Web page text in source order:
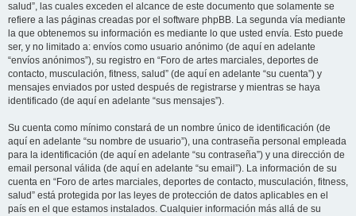
salud”, las cuales exceden el alcance de este documento que solamente se
refiere a las páginas creadas por el software phpBB. La segunda vía mediante
la que obtenemos su información es mediante lo que usted envía. Esto puede
ser, y no limitado a: envíos como usuario anónimo (de aquí en adelante
“envíos anónimos”), su registro en “Foro de artes marciales, deportes de
contacto, musculación, fitness, salud” (de aquí en adelante “su cuenta”) y
mensajes enviados por usted después de registrarse y mientras se haya
identificado (de aquí en adelante “sus mensajes”).
Su cuenta como mínimo constará de un nombre único de identificación (de
aquí en adelante “su nombre de usuario”), una contraseña personal empleada
para la identificación (de aquí en adelante “su contraseña”) y una dirección de
email personal válida (de aquí en adelante “su email”). La información de su
cuenta en “Foro de artes marciales, deportes de contacto, musculación, fitness,
salud” está protegida por las leyes de protección de datos aplicables en el
país en el que estamos instalados. Cualquier información más allá de su